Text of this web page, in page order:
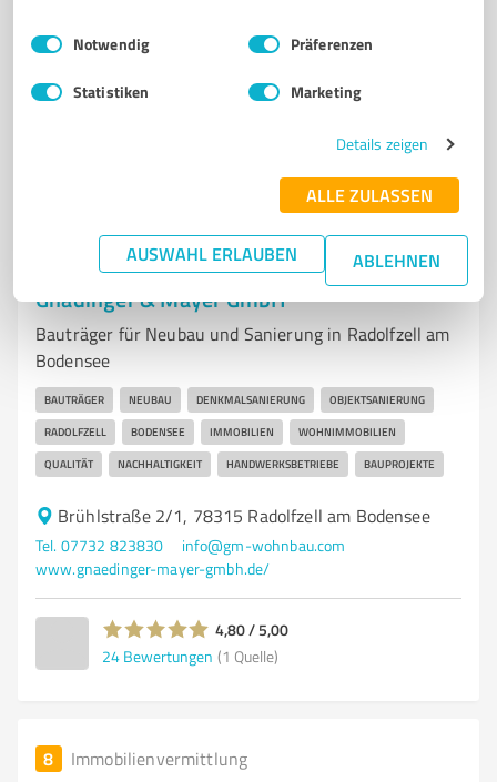
Impressum Datenschutzbestimmungen
Einwilligungsauswahl
Notwendig Präferenzen
Statistiken Marketing
Details zeigen
ALLE ZULASSEN
AUSWAHL ERLAUBEN ABLEHNEN
Bodensee
Immobilienvermittlung
Gnädinger & Mayer GmbH
Bauträger für Neubau und Sanierung in Radolfzell am
Bodensee
BAUTRÄGER NEUBAU DENKMALSANIERUNG OBJEKTSANIERUNG
RADOLFZELL BODENSEE IMMOBILIEN WOHNIMMOBILIEN
QUALITÄT NACHHALTIGKEIT HANDWERKSBETRIEBE BAUPROJEKTE
Brühlstraße 2/1, 78315 Radolfzell am Bodensee
Tel. 07732 823830
info@gm-wohnbau.com
www.gnaedinger-mayer-gmbh.de/
4,80 / 5,00
24 Bewertungen (1 Quelle)
8 Immobilienvermittlung